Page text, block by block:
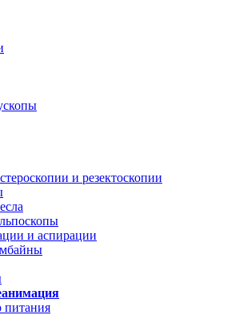
и резектоскопии
и аспирации
питания